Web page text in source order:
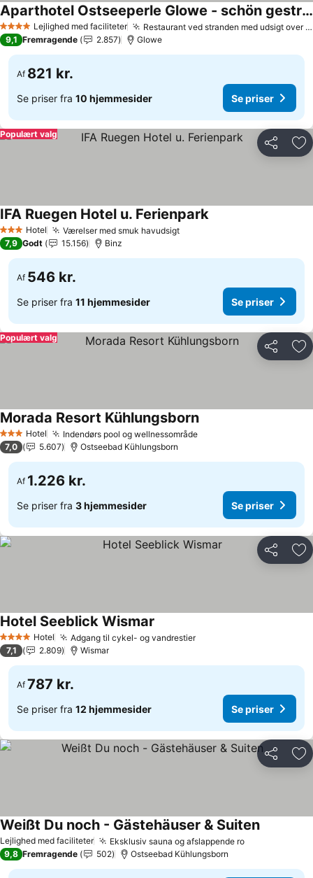
4 StjernerLejlighed med faciliteter Restaurant ved stranden med udsigt over promenaden
Aparthotel Ostseeperle Glowe - schön gestrandet
9,1 Fremragende 2.857 Glowe
Af 821 kr.
Se priser fra 10 hjemmesider Se priser
Del
Populært valg
3 StjernerHotel Værelser med smuk havudsigt
IFA Ruegen Hotel u. Ferienpark
7,9 Godt 15.156 Binz
Af 546 kr.
Se priser fra 11 hjemmesider Se priser
Del
Populært valg
3 StjernerHotel Indendørs pool og wellnessområde
Morada Resort Kühlungsborn
7,0 5.607 Ostseebad Kühlungsborn
Af 1.226 kr.
Se priser fra 3 hjemmesider Se priser
Del
4 StjernerHotel Adgang til cykel- og vandrestier
Hotel Seeblick Wismar
7,1 2.809 Wismar
Af 787 kr.
Se priser fra 12 hjemmesider Se priser
Del
Lejlighed med faciliteter Eksklusiv sauna og afslappende ro
Weißt Du noch - Gästehäuser & Suiten
9,8 Fremragende 502 Ostseebad Kühlungsborn